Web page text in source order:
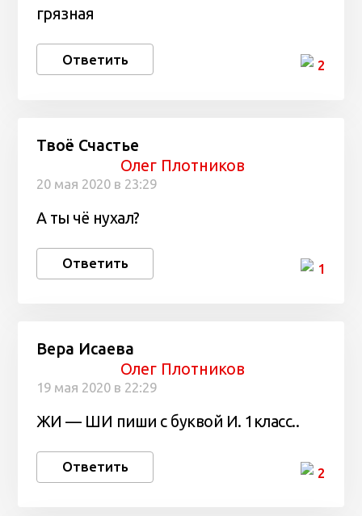
грязная
Ответить 2
Твоё Счастье
Олег Плотников
20 мая 2020 в 23:29
А ты чё нухал?
Ответить 1
Вера Исаева
Олег Плотников
19 мая 2020 в 22:29
ЖИ — ШИ пиши с буквой И. 1класс..
Ответить 2